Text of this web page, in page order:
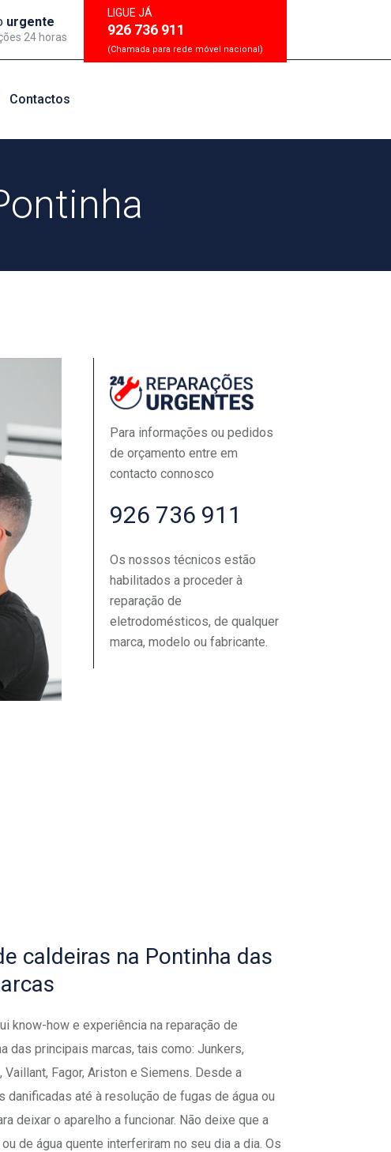
urgente
24 horas
LIGUE JÁ
926 736 911
(Chamada para rede móvel nacional)
Contactos
caldeiras na Pontinha das
know-how e experiência na reparação de
das principais marcas, tais como: Junkers,
Vaillant, Fagor, Ariston e Siemens. Desde a
danificadas até à resolução de fugas de água ou
deixar o aparelho a funcionar. Não deixe que a
de água quente interferiram no seu dia a dia. Os
Para informações ou pedidos
de orçamento entre em
contacto connosco
926 736 911
Os nossos técnicos estão
habilitados a proceder à
reparação de
eletrodomésticos, de qualquer
marca, modelo ou fabricante.